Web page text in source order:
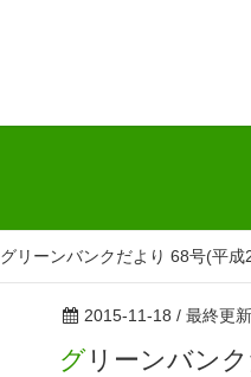
グリーンバンクだより 68号(平成
2015-11-18 / 最終更
グリーンバン